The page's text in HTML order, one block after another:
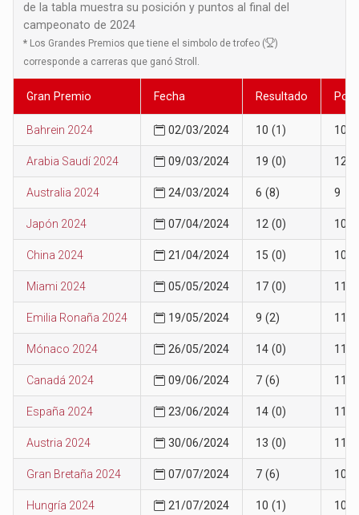
de la tabla muestra su posición y puntos al final del
campeonato de 2024
* Los Grandes Premios que tiene el simbolo de trofeo (
)
corresponde a carreras que ganó Stroll.
Gran Premio Fecha Resultado
Bahrein 2024 02/03/2024 10 (1) 10
Arabia Saudí 2024 09/03/2024 19 (0) 12
Australia 2024 24/03/2024 6 (8) 9
Japón 2024 07/04/2024 12 (0) 10
China 2024 21/04/2024 15 (0) 10
Miami 2024 05/05/2024 17 (0) 11
Emilia Ronaña 2024 19/05/2024 9 (2) 11
Mónaco 2024 26/05/2024 14 (0) 11
Canadá 2024 09/06/2024 7 (6) 11
España 2024 23/06/2024 14 (0) 11
Austria 2024 30/06/2024 13 (0) 11
Gran Bretaña 2024 07/07/2024 7 (6) 10
Hungría 2024 21/07/2024 10 (1) 10